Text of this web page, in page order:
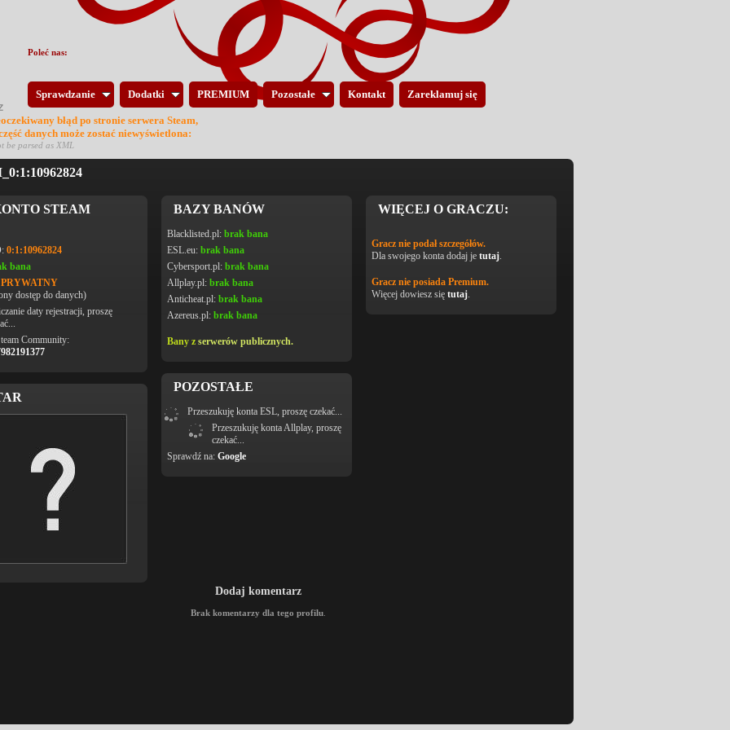
Sprawdzanie Dodatki PREMIUM Pozostałe Kontakt Zareklamuj się
błąd po stronie serwera Steam,
danych może zostać niewyświetlona:
be parsed as XML
STEAM
0:1:10962824
bana
dostęp do danych)
daty rejestracji, proszę
Community:
BAZY BANÓW
Blacklisted.pl: brak bana
ESL.eu: brak bana
Cybersport.pl: brak bana
Allplay.pl: brak bana
Anticheat.pl: brak bana
Azereus.pl: brak bana
Bany z serwerów publicznych.
POZOSTAŁE
Przeszukuję konta ESL, proszę czekać...
Przeszukuję konta Allplay, proszę
czekać...
Sprawdź na: Google
WIĘCEJ O GRACZU:
Gracz nie podał szczegółów.
Dla swojego konta dodaj je tutaj.
Gracz nie posiada Premium.
Więcej dowiesz się tutaj.
Dodaj komentarz
Brak komentarzy dla tego profilu
Poleć nas: